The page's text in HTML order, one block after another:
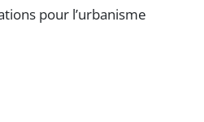
pour l’urbanisme